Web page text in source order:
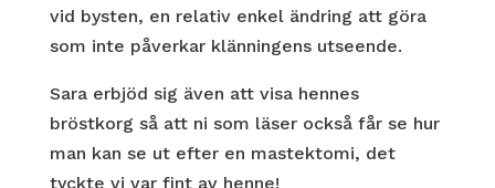
vid bysten, en relativ enkel ändring att göra
som inte påverkar klänningens utseende.
Sara erbjöd sig även att visa hennes
bröstkorg så att ni som läser också får se hur
man kan se ut efter en mastektomi, det
tyckte vi var fint av henne!